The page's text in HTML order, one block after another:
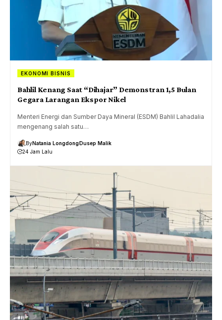
EKONOMI BISNIS
Bahlil Kenang Saat “Dihajar” Demonstran 1,5 Bulan
Gegara Larangan Ekspor Nikel
Menteri Energi dan Sumber Daya Mineral (ESDM) Bahlil Lahadalia
mengenang salah satu…
ByNatania LongdongDusep Malik
24 Jam Lalu